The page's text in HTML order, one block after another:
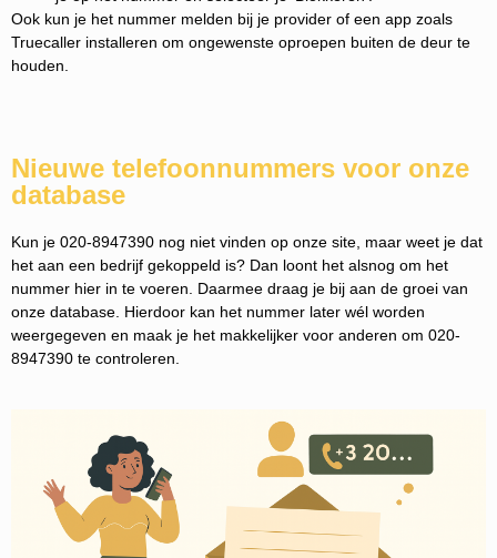
Ook kun je het nummer melden bij je provider of een app zoals
Truecaller installeren om ongewenste oproepen buiten de deur te
houden.
Nieuwe telefoonnummers voor onze
database
Kun je 020-8947390 nog niet vinden op onze site, maar weet je dat
het aan een bedrijf gekoppeld is? Dan loont het alsnog om het
nummer hier in te voeren. Daarmee draag je bij aan de groei van
onze database. Hierdoor kan het nummer later wél worden
weergegeven en maak je het makkelijker voor anderen om 020-
8947390 te controleren.